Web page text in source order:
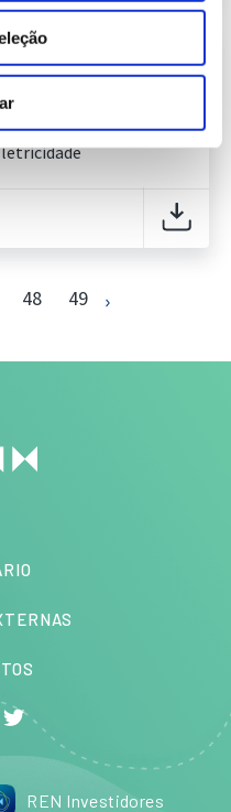
do Sistema
semana 48 de
semanal, com
48 49
REN Investidores